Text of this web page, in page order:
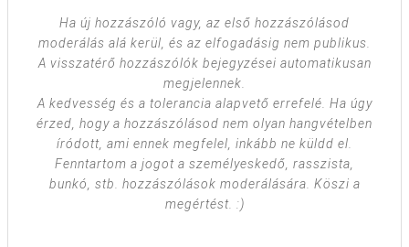
Ha új hozzászóló vagy, az első hozzászólásod
moderálás alá kerül, és az elfogadásig nem publikus.
A visszatérő hozzászólók bejegyzései automatikusan
megjelennek.
A kedvesség és a tolerancia alapvető errefelé. Ha úgy
érzed, hogy a hozzászólásod nem olyan hangvételben
íródott, ami ennek megfelel, inkább ne küldd el.
Fenntartom a jogot a személyeskedő, rasszista,
bunkó, stb. hozzászólások moderálására. Köszi a
megértést. :)